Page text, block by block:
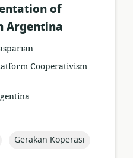
of
Argentina
Cooperativism
topic:
Gerakan Koperasi